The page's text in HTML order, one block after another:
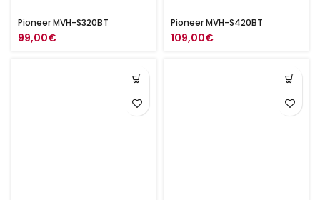
Pioneer MVH-S320BT
99,00€
Pioneer MVH-S420BT
109,00€